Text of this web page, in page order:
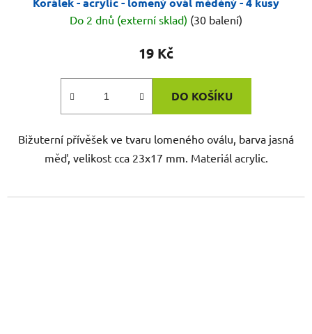
Do 2 dnů (externí sklad) (30 balení)
19 Kč
DO KOŠÍKU
Bižuterní přívěšek ve tvaru lomeného oválu, barva jasná
měď, velikost cca 23x17 mm. Materiál acrylic.